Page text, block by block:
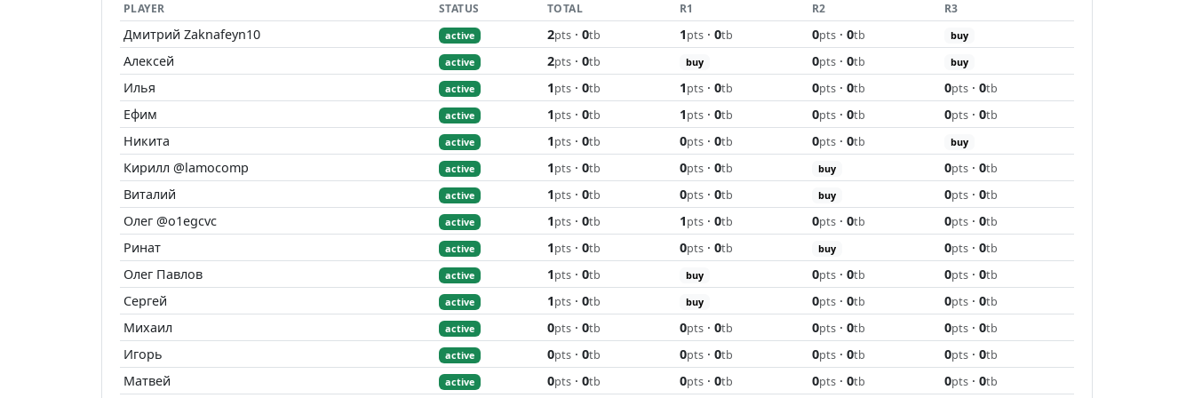
PLAYER STATUS TOTAL R1 R2 R3
Дмитрий Zaknafeyn10 active 2pts · 0tb 1pts · 0tb 0pts · 0tb buy
Алексей active 2pts · 0tb buy 0pts · 0tb buy
Илья active 1pts · 0tb 1pts · 0tb 0pts · 0tb 0pts · 0tb
Ефим active 1pts · 0tb 1pts · 0tb 0pts · 0tb 0pts · 0tb
Никита active 1pts · 0tb 0pts · 0tb 0pts · 0tb buy
Кирилл @lamocomp active 1pts · 0tb 0pts · 0tb buy 0pts · 0tb
Виталий active 1pts · 0tb 0pts · 0tb buy 0pts · 0tb
Олег @o1egcvc active 1pts · 0tb 1pts · 0tb 0pts · 0tb 0pts · 0tb
Ринат active 1pts · 0tb 0pts · 0tb buy 0pts · 0tb
Олег Павлов active 1pts · 0tb buy 0pts · 0tb 0pts · 0tb
Сергей active 1pts · 0tb buy 0pts · 0tb 0pts · 0tb
Михаил active 0pts · 0tb 0pts · 0tb 0pts · 0tb 0pts · 0tb
Игорь active 0pts · 0tb 0pts · 0tb 0pts · 0tb 0pts · 0tb
Матвей active 0pts · 0tb 0pts · 0tb 0pts · 0tb 0pts · 0tb